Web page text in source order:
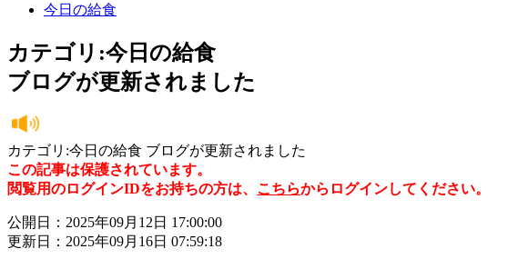
今日の給食
カテゴリ:今日の給食
ブログが更新されました
カテゴリ:今日の給食 ブログが更新されました
この記事は保護されています。
閲覧用のログインIDをお持ちの方は、 こちらからログインしてください。
公開日：2025年09月12日 17:00:00
更新日：2025年09月16日 07:59:18